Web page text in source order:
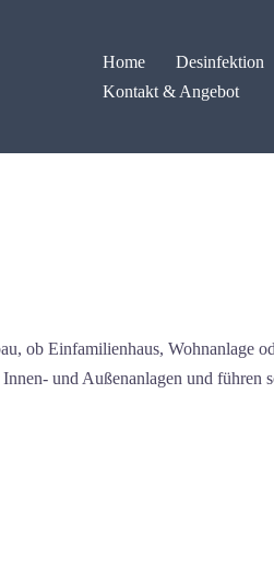
Home Desinfektion
Kontakt & Angebot
ob Einfamilienhaus, Wohnanlage
und Außenanlagen und führen